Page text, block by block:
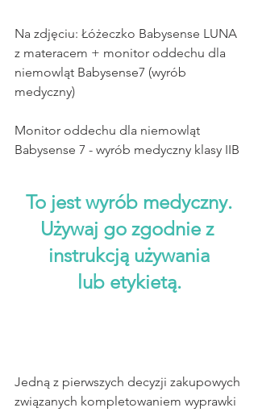
Na zdjęciu: Łóżeczko Babysense LUNA
z materacem + monitor oddechu dla
niemowląt Babysense7 (wyrób
medyczny)
Monitor oddechu dla niemowląt
Babysense 7 - wyrób medyczny klasy IIB
To jest wyrób medyczny.
Używaj go zgodnie z
instrukcją używania
lub etykietą.
Jedną z pierwszych decyzji zakupowych
związanych kompletowaniem wyprawki